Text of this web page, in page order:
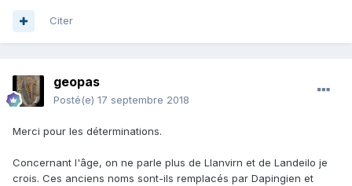
Citer
geopas
Posté(e) 17 septembre 2018
Merci pour les déterminations.
Concernant l'âge, on ne parle plus de Llanvirn et de Landeilo je
crois. Ces anciens noms sont-ils remplacés par Dapingien et